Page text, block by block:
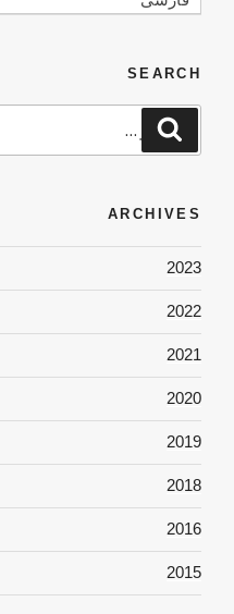
SEARCH
جستجو
برای
جستجو
ARCHIVES
2023
2022
2021
2020
2019
2018
2016
2015